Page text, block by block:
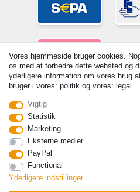
VAT Basic prices see article detail | *
Withdraw from contract here
Vores hjemmeside bruger cookies.
os med at forbedre dette websted og
yderligere information om vores brug
bruger i vores: politik og vores: legal.
Vigtig
Statistik
Marketing
Eksterne medier
PayPal
Functional
Yderligere indstillinger